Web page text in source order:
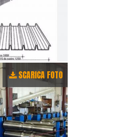
SCARICA FOTO